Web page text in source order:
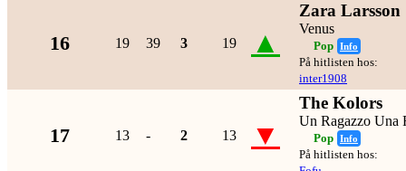
16 19 39 3 19 ▲
Zara Larsson
Venus
Pop Info
På hitlisten hos:
inter1908
17 13 - 2 13 ▼
The Kolors
Un Ragazzo Una
Pop Info
På hitlisten hos: